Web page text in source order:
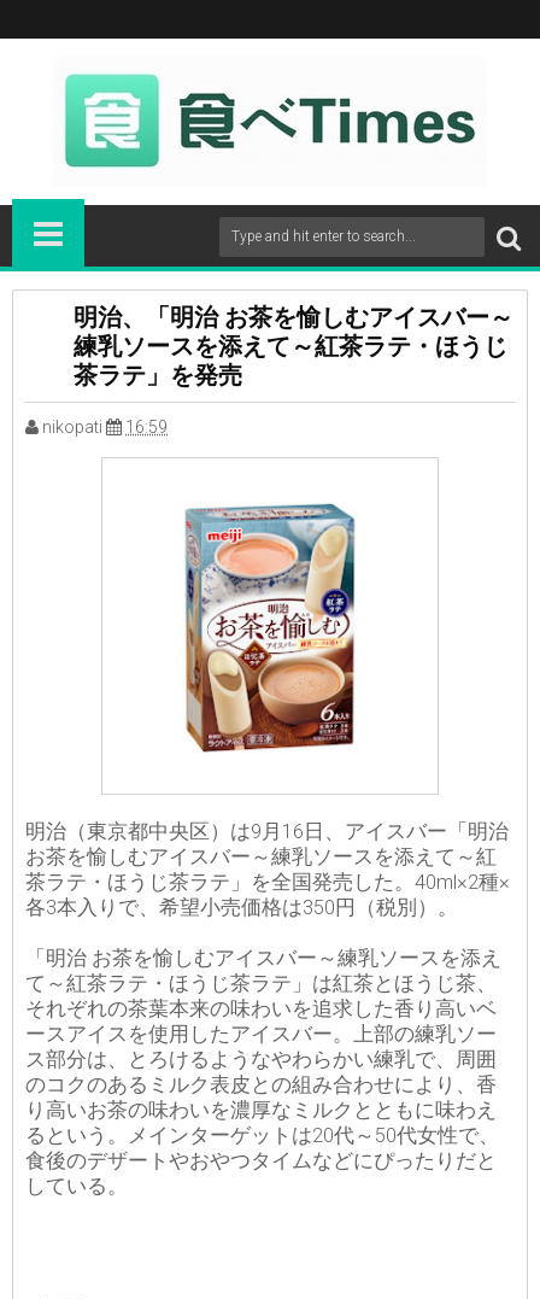
明治、「明治 お茶を愉しむアイスバー～
練乳ソースを添えて～紅茶ラテ・ほうじ
茶ラテ」を発売
nikopati 16:59
明治（東京都中央区）は9月16日、アイスバー「明治
お茶を愉しむアイスバー～練乳ソースを添えて～紅
茶ラテ・ほうじ茶ラテ」を全国発売した。40ml×2種×
各3本入りで、希望小売価格は350円（税別）。
「明治 お茶を愉しむアイスバー～練乳ソースを添え
て～紅茶ラテ・ほうじ茶ラテ」は紅茶とほうじ茶、
それぞれの茶葉本来の味わいを追求した香り高いベ
ースアイスを使用したアイスバー。上部の練乳ソー
ス部分は、とろけるようなやわらかい練乳で、周囲
のコクのあるミルク表皮との組み合わせにより、香
り高いお茶の味わいを濃厚なミルクとともに味わえ
るという。メインターゲットは20代～50代女性で、
食後のデザートやおやつタイムなどにぴったりだと
している。